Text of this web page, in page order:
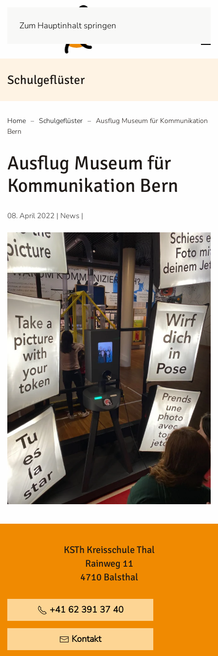
Zum Hauptinhalt springen
Schulgeflüster
Home Schulgeflüster
Ausflug Museum für Kommunikation
Bern
Ausflug Museum für
Kommunikation Bern
08. April 2022 | News |
KSTh Kreisschule Thal
Rainweg 11
4710 Balsthal
+41 62 391 37 40
Kontakt